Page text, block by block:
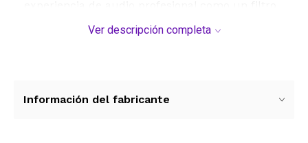
respiracion un adaptador especifico para el
transforma tu espacio de trabajo en un estudio
Ver descripción completa
Información del fabricante